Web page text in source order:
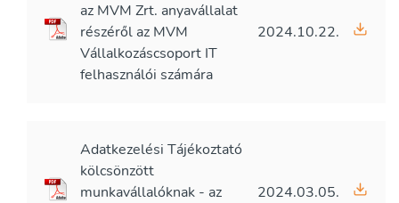
az MVM Zrt. anyavállalat
részéről az MVM
Vállalkozáscsoport IT
felhasználói számára
2024.10.22.
Adatkezelési Tájékoztató
kölcsönzött
munkavállalóknak - az
2024.03.05.